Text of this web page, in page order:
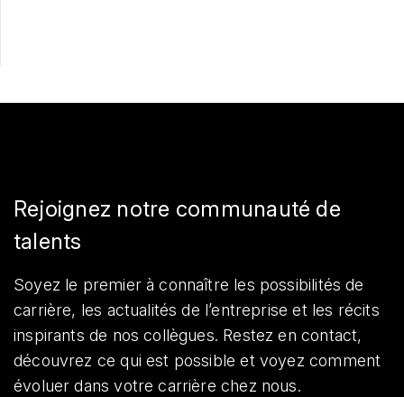
Rejoignez notre communauté de
talents
Soyez le premier à connaître les possibilités de
carrière, les actualités de l’entreprise et les récits
inspirants de nos collègues. Restez en contact,
découvrez ce qui est possible et voyez comment
évoluer dans votre carrière chez nous.